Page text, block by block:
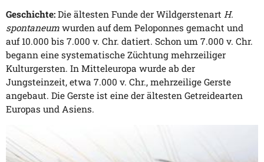
Geschichte: Die ältesten Funde der Wildgerstenart H.
spontaneum wurden auf dem Peloponnes gemacht und
auf 10.000 bis 7.000 v. Chr. datiert. Schon um 7.000 v. Chr.
begann eine systematische Züchtung mehrzeiliger
Kulturgersten. In Mitteleuropa wurde ab der
Jungsteinzeit, etwa 7.000 v. Chr., mehrzeilige Gerste
angebaut. Die Gerste ist eine der ältesten Getreidearten
Europas und Asiens.